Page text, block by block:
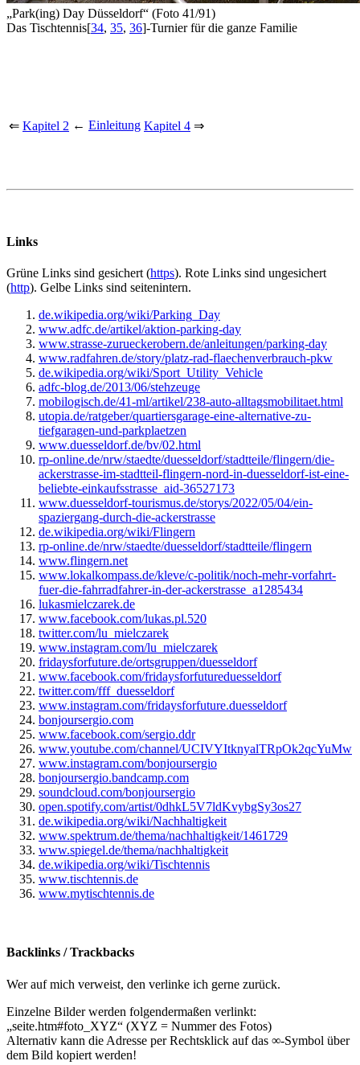
„Park(ing) Day Düsseldorf“ (Foto 41/91)
Das Tischtennis[34, 35, 36]-Turnier für die ganze Familie
⇐ Kapitel 2 ← Einleitung Kapitel 4 ⇒
Links
Grüne Links sind gesichert (https). Rote Links sind ungesichert
(http). Gelbe Links sind seitenintern.
de.wikipedia.org/wiki/Parking_Day
www.adfc.de/artikel/aktion-parking-day
www.strasse-zurueckerobern.de/anleitungen/parking-day
www.radfahren.de/story/platz-rad-flaechenverbrauch-pkw
de.wikipedia.org/wiki/Sport_Utility_Vehicle
adfc-blog.de/2013/06/stehzeuge
mobilogisch.de/41-ml/artikel/238-auto-alltagsmobilitaet.html
utopia.de/ratgeber/quartiersgarage-eine-alternative-zu-
tiefgaragen-und-parkplaetzen
www.duesseldorf.de/bv/02.html
rp-online.de/nrw/staedte/duesseldorf/stadtteile/flingern/die-
ackerstrasse-im-stadtteil-flingern-nord-in-duesseldorf-ist-eine-
beliebte-einkaufsstrasse_aid-36527173
www.duesseldorf-tourismus.de/storys/2022/05/04/ein-
spaziergang-durch-die-ackerstrasse
de.wikipedia.org/wiki/Flingern
rp-online.de/nrw/staedte/duesseldorf/stadtteile/flingern
www.flingern.net
www.lokalkompass.de/kleve/c-politik/noch-mehr-vorfahrt-
fuer-die-fahrradfahrer-in-der-ackerstrasse_a1285434
lukasmielczarek.de
www.facebook.com/lukas.pl.520
twitter.com/lu_mielczarek
www.instagram.com/lu_mielczarek
fridaysforfuture.de/ortsgruppen/duesseldorf
www.facebook.com/fridaysforfutureduesseldorf
twitter.com/fff_duesseldorf
www.instagram.com/fridaysforfuture.duesseldorf
bonjoursergio.com
www.facebook.com/sergio.ddr
www.youtube.com/channel/UCIVYItknyalTRpOk2qcYuMw
www.instagram.com/bonjoursergio
bonjoursergio.bandcamp.com
soundcloud.com/bonjoursergio
open.spotify.com/artist/0dhkL5V7ldKvybgSy3os27
de.wikipedia.org/wiki/Nachhaltigkeit
www.spektrum.de/thema/nachhaltigkeit/1461729
www.spiegel.de/thema/nachhaltigkeit
de.wikipedia.org/wiki/Tischtennis
www.tischtennis.de
www.mytischtennis.de
Backlinks / Trackbacks
Wer auf mich verweist, den verlinke ich gerne zurück.
Einzelne Bilder werden folgendermaßen verlinkt:
„seite.htm#foto_XYZ“ (XYZ = Nummer des Fotos)
Alternativ kann die Adresse per Rechtsklick auf das ∞-Symbol über
dem Bild kopiert werden!